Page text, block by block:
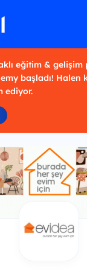
eğitim & gelişim
başladı! Halen
ediyor.